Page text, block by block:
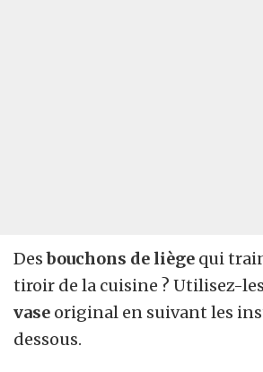
Desbouchons de liège qui
tiroir de la cuisine ? Utilisez-
vase original en suivant les
dessous.